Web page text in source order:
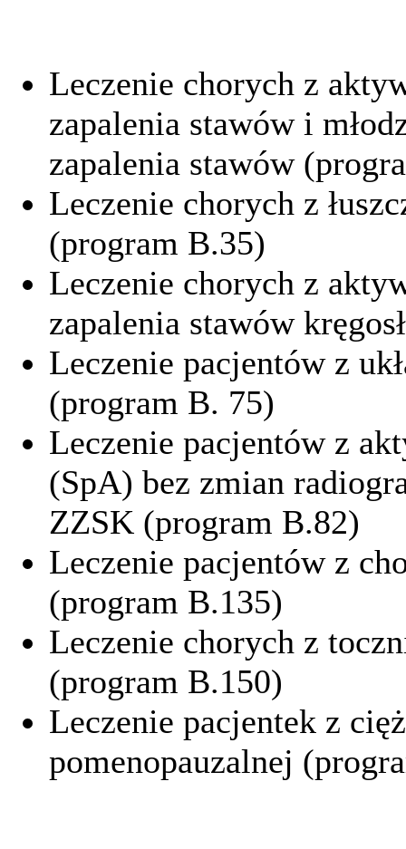
Leczenie chorych z
zapalenia stawów i
zapalenia stawów
Leczenie chorych z
(program B.35)
Leczenie chorych z
zapalenia stawów
Leczenie pacjentów z
(program B. 75)
Leczenie pacjentów z
(SpA) bez zmian
ZZSK (program B.82)
Leczenie pacjentów z
(program B.135)
Leczenie chorych z
(program B.150)
Leczenie pacjentek z
pomenopauzalnej